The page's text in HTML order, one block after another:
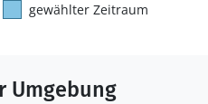
gewählter Zeitraum
Umgebung